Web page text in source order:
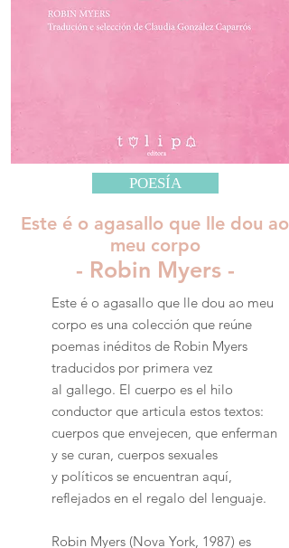
POESÍA
Este é o agasallo que lle dou ao
meu corpo
- Robin Myers -
Este é o agasallo que lle dou ao meu
corpo es una colección que reúne
poemas inéditos de Robin Myers
traducidos por primera vez
al gallego. El cuerpo es el hilo
conductor que articula estos textos:
cuerpos que envejecen, que enferman
y se curan, cuerpos sexuales
y políticos se encuentran aquí,
reflejados en el regalo del lenguaje.
Robin Myers (Nova York, 1987) es